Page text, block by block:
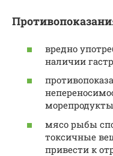
вредно
наличии
мясо рыбы
токсичные
привести к